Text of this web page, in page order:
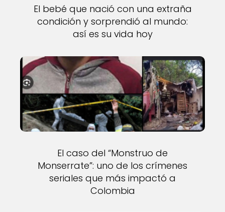
El bebé que nació con una extraña
condición y sorprendió al mundo:
así es su vida hoy
El caso del “Monstruo de
Monserrate”: uno de los crímenes
seriales que más impactó a
Colombia